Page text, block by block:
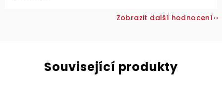
Zobrazit další hodnocení
Související produkty